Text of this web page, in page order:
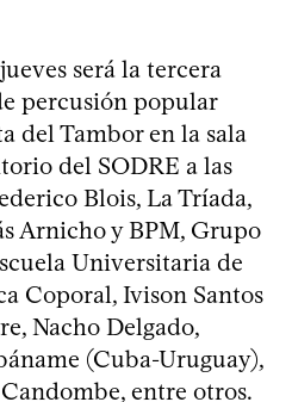
será la tercera
percusión popular
del Tambor en la sala
del SODRE a las
Blois, La Tríada,
Arnicho y BPM, Grupo
Universitaria de
Coporal, Ivison Santos
Nacho Delgado,
(Cuba-Uruguay),
entre otros.